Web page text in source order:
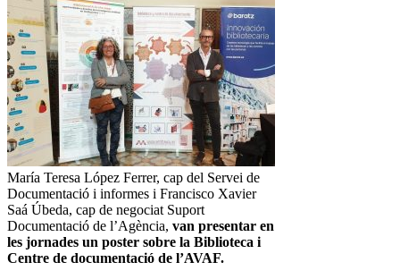
María Teresa López Ferrer, cap del Servei de
Documentació i informes i Francisco Xavier
Saá Úbeda, cap de negociat Suport
Documentació de l’Agència, van presentar en
les jornades un poster sobre la Biblioteca i
Centre de documentació de l’AVAF.